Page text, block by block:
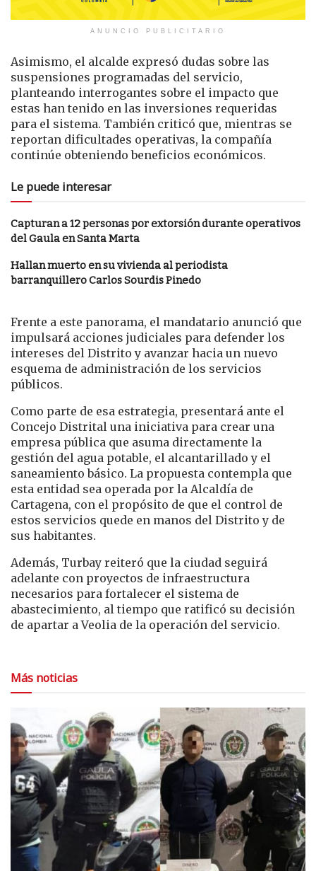
ANUNCIO PUBLICITARIO
Asimismo, el alcalde expresó dudas sobre las
suspensiones programadas del servicio,
planteando interrogantes sobre el impacto que
estas han tenido en las inversiones requeridas
para el sistema. También criticó que, mientras se
reportan dificultades operativas, la compañía
continúe obteniendo beneficios económicos.
Le puede interesar
Capturan a 12 personas por extorsión durante operativos
del Gaula en Santa Marta
Hallan muerto en su vivienda al periodista
barranquillero Carlos Sourdis Pinedo
Frente a este panorama, el mandatario anunció que
impulsará acciones judiciales para defender los
intereses del Distrito y avanzar hacia un nuevo
esquema de administración de los servicios
públicos.
Como parte de esa estrategia, presentará ante el
Concejo Distrital una iniciativa para crear una
empresa pública que asuma directamente la
gestión del agua potable, el alcantarillado y el
saneamiento básico. La propuesta contempla que
esta entidad sea operada por la Alcaldía de
Cartagena, con el propósito de que el control de
estos servicios quede en manos del Distrito y de
sus habitantes.
Además, Turbay reiteró que la ciudad seguirá
adelante con proyectos de infraestructura
necesarios para fortalecer el sistema de
abastecimiento, al tiempo que ratificó su decisión
de apartar a Veolia de la operación del servicio.
Más noticias